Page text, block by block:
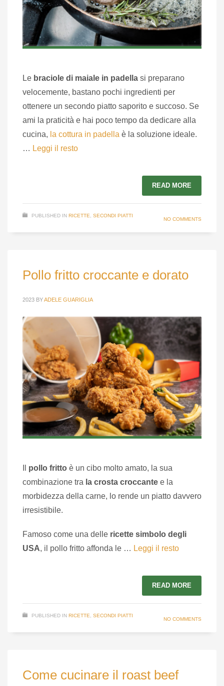
Le braciole di maiale in padella si preparano
velocemente, bastano pochi ingredienti per
ottenere un secondo piatto saporito e succoso. Se
ami la praticità e hai poco tempo da dedicare alla
cucina, la cottura in padella è la soluzione ideale.
… Leggi il resto
READ MORE
PUBLISHED IN RICETTE SECONDI PIATTI
NO COMMENTS
Pollo fritto croccante e dorato
2023 BYADELE GUARIGLIA
pollo fritto è un cibo molto amato, la sua
combinazione tra la crosta croccante e la
morbidezza della carne, lo rende un piatto davvero
irresistibile.
Famoso come una delle ricette simbolo degli
USA, il pollo fritto affonda le … Leggi il resto
READ MORE
PUBLISHED IN RICETTE SECONDI PIATTI
NO COMMENTS
Come cucinare il roast beef